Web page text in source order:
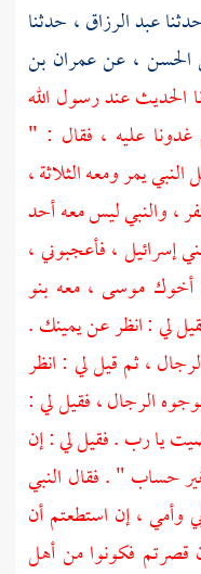
عبد الرزاق ، حدثنا
الحسن ، عنعمران بن
الحديث عند رسول الله
عليه ، فقال : "
يمر ومعه الثلاثة ،
، والنبي ليس معه أحد
إسرائيل ،فأعجبوني ،
موسى ،معه بنو
لي : انظر عن يمينك .
، ثم قيل لي : انظر
الرجال ، فقيل لي :
يا رب . فقيل لي : إن
حساب " . فقال النبي
، إن استطعتم أن
قصرتم فكونوا من أهل